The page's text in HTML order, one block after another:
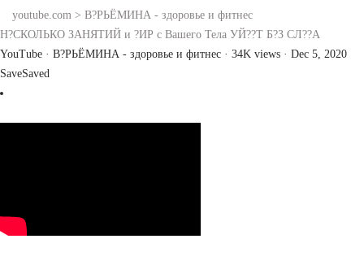
youtube.com > В?РЬЁМИНА - здоровье и фитнес
Н?СКОЛЬКО ЗАНЯТИЙ и ?ИР с Вашего Тела УЙ??Т Б?З СЛ??А
YouTube · В?РЬЁМИНА - здоровье и фитнес · 34K views · Dec 5, 2020
SaveSaved